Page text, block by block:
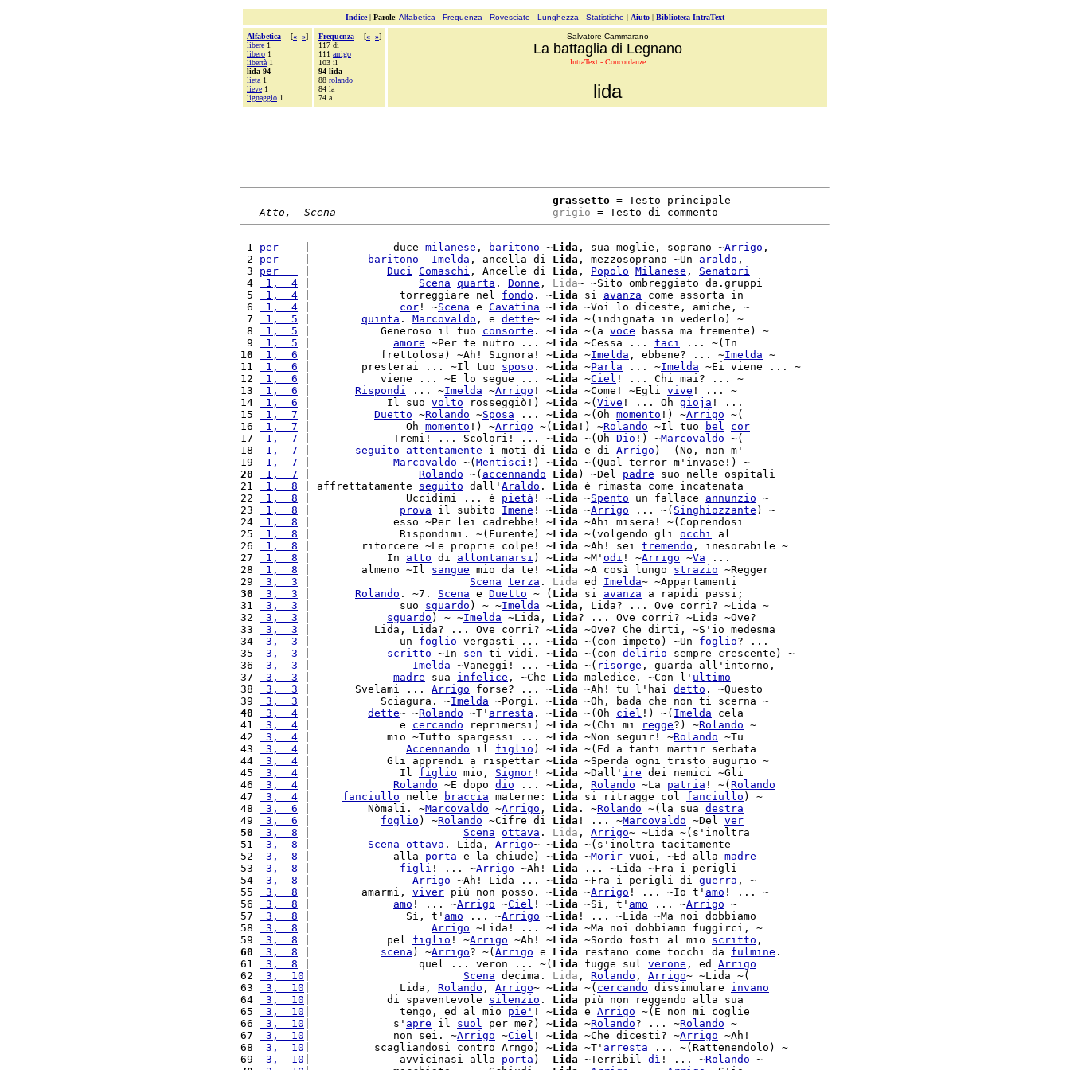
Indice| Parole: Alfabetica - Frequenza - Rovesciate - Lunghezza - Statistiche | Aiuto | Biblioteca IntraText
Alfabetica [« »]
libere 1
libero 1
libertà 1
lida 94
lieta 1
lieve 1
lignaggio 1
Frequenza [« »]
117 di
111 arrigo
103 il
94 lida
88 rolando
84 la
74 a
Salvatore Cammarano
La battaglia di Legnano
IntraText - Concordanze
lida
grassetto = Testo principale
Atto,  Scena
grigio = Testo di commento
1 per |             duce milanese , baritono ~Lida , sua moglie, soprano ~Arrigo ,
2 per baritono Imelda , ancella di Lida , mezzosoprano ~Un araldo ,
3 per Duci Comaschi , Ancelle di Lida , Popolo Milanese , Senatori
4
1,  4 Scena quarta . Donne , Lida~ ~Sito ombreggiato da.gruppi
5
1,  4 |              torreggiare nel fondo . ~Lida si avanza come assorta in
6
1,  4 cor ! ~Scena e Cavatina ~Lida ~Voi lo diceste, amiche, ~
7
1,  5 quinta . Marcovaldo , e dette~ ~Lida ~(indignata in vederlo) ~
8
1,  5 |           Generoso il tuo consorte . ~Lida ~(a voce bassa ma fremente) ~
9
1,  5 amore ~Per te nutro ... ~Lida ~Cessa ... taci
10
1,  6 |           frettolosa) ~Ah! Signora! ~Lida ~Imelda , ebbene? ... ~Imelda ~
11
1,  6 |        presterai ... ~Il tuo sposo . ~Lida ~Parla ... ~Imelda ~Ei viene ... ~
12
1,  6 |           viene ... ~E lo segue ... ~Lida ~Ciel ! ... Chi mai? ... ~
13
1,  6 Rispondi ... ~Imelda ~Arrigo ! ~Lida ~Come! ~Egli vive ! ... ~
14
1,  6 |            Il suo volto rosseggiò!) ~Lida ~( Vive ! ... Oh gioja ! ...
15
1,  7 Duetto ~Rolando ~Sposa ... ~Lida ~(Oh momento !) ~Arrigo ~(
16
1,  7 |               Oh momento !) ~Arrigo ~( Lida !) ~Rolando ~Il tuo bel
cor
17
1,  7 |             Tremi! ... Scolori! ... ~Lida ~(Oh Dio !) ~Marcovaldo ~(
18
1,  7 seguito attentamente i moti di Lida e di Arrigo )  (No, non m'
19
1,  7 Marcovaldo ~( Mentisci !) ~Lida
20
1,  7 Rolando ~( accennando Lida ) ~Del padre suo nelle ospitali
21
1,  8 | affrettatamente seguito dall' Araldo . Lida è rimasta come incatenata
22
1,  8 |               Uccidimi ... è pietà ! ~Lida ~Spento un fallace annunzio ~
23
1,  8 prova il subito Imene ! ~Lida ~Arrigo ... ~( Singhiozzante ) ~
24
1,  8 |             esso ~Per lei cadrebbe! ~Lida ~Ahi misera! ~(Coprendosi
25
1,  8 |              Rispondimi. ~(Furente) ~Lida ~(volgendo gli occhi al
26
1,  8 |        ritorcere ~Le proprie colpe! ~Lida ~Ah! sei tremendo , inesorabile ~
27
1,  8 |            In atto di allontanarsi ) ~Lida ~M' odi ! ~Arrigo ~Va ...
28
1,  8 |        almeno ~Il sangue mio da te! ~Lida ~A così lungo strazio ~Regger
29
3,  3 Scena terza . Lida ed Imelda
30
3,  3 Rolando . ~7. Scena e Duetto ~ ( Lida si avanza a rapidi passi;
31
3,  3 |              suo sguardo ) ~ ~Imelda ~Lida , Lida? ... Ove corri? ~Lida ~
32
3,  3 sguardo ) ~ ~Imelda ~Lida, Lida? ... Ove corri? ~Lida ~Ove?
33
3,  3 |          Lida, Lida? ... Ove corri? ~Lida ~Ove? Che dirti, ~S'io medesma
34
3,  3 |              un foglio vergasti ... ~Lida ~(con impeto) ~Un foglio? ...
35
3,  3 scritto ~In sen ti vidi. ~Lida ~(con delirio sempre crescente) ~
36
3,  3 Imelda ~Vaneggi! ... ~Lida ~( risorge , guarda all'intorno,
37
3,  3 madre sua infelice , ~Che Lida maledice. ~Con l' ultimo
38
3,  3 |       Svelami ... Arrigo forse? ... ~Lida ~Ah! tu l'hai detto . ~Questo
39
3,  3 |           Sciagura. ~Imelda ~Porgi. ~Lida
40
3,  4 dette~ ~Rolando ~T' arresta . ~Lida ~(Oh ciel !) ~( Imelda cela
41
3,  4 |              e cercando reprimersi) ~Lida ~(Chi mi regge?) ~Rolando ~
42
3,  4 |            mio ~Tutto spargessi ... ~Lida ~Non seguir! ~Rolando ~Tu
43
3,  4 Accennando il figlio ) ~Lida ~(Ed a tanti martir serbata
44
3,  4 |            Gli apprendi a rispettar ~Lida ~Sperda ogni tristo augurio ~
45
3,  4 |              Il figlio mio, Signor ! ~Lida ~Dall' ire dei nemici ~Gli
46
3,  4 Rolando ~E dopo dio ... ~Lida , Rolando ~La patria ! ~( Rolando
47
3,  4 fanciullo nelle braccia materne: Lida si ritragge col fanciullo ) ~
48
3,  6 |         Nòmali. ~Marcovaldo ~Arrigo , Lida . ~Rolando ~(la sua destra
49
3,  6 foglio ) ~Rolando ~Cifre di Lida ! ... ~Marcovaldo ~Del ver
50
3,  8 Scena ottava . Lida , Arrigo~ ~Lida ~(s'inoltra
51
3,  8 Scena ottava . Lida, Arrigo~ ~Lida ~(s'inoltra tacitamente
52
3,  8 |             alla porta e la chiude) ~Lida ~Morir vuoi, ~Ed alla madre
53
3,  8 figli ! ... ~Arrigo ~Ah! Lida ... ~Lida ~Fra i perigli
54
3,  8 Arrigo ~Ah! Lida ... ~Lida ~Fra i perigli di guerra , ~
55
3,  8 |        amarmi, viver più non posso. ~Lida ~Arrigo ! ... ~Io t' amo ! ... ~
56
3,  8 amo ! ... ~Arrigo ~Ciel ! ~Lida ~Sì, t' amo ... ~Arrigo ~
57
3,  8 |               Sì, t' amo ... ~Arrigo ~Lida ! ... ~Lida ~Ma noi dobbiamo
58
3,  8 Arrigo ~Lida! ... ~Lida ~Ma noi dobbiamo fuggirci, ~
59
3,  8 |            pel figlio ! ~Arrigo ~Ah! ~Lida ~Sordo fosti al mio scritto
60
3,  8 scena ) ~Arrigo? ~( Arrigo e Lida restano come tocchi da fulmine .
61
3,  8 |                 quel ... veron ... ~( Lida fugge sul verone , ed Arrigo
62
3,  10 Scena decima. Lida , Rolando , Arrigo~ ~Lida ~(
63
3,  10 |              Lida, Rolando , Arrigo~ ~Lida ~( cercando dissimulare invano
64
3,  10 |            di spaventevole silenzio . Lida più non reggendo alla sua
65
3,  10 |              tengo, ed al mio pie' ! ~Lida e Arrigo ~(E non mi coglie
66
3,  10 |             s' apre il suol per me?) ~Lida ~Rolando? ... ~Rolando ~
67
3,  10 |             non sei. ~Arrigo ~Ciel ! ~Lida ~Che dicesti? ~Arrigo ~Ah!
68
3,  10 |          scagliandosi contro Arngo) ~Lida ~T' arresta ... ~(Rattenendolo) ~
69
3,  10 |              avvicinasi alla porta ) Lida ~Terribil dì ! ... ~Rolando